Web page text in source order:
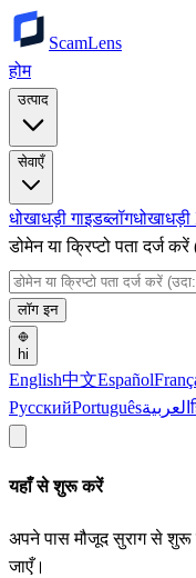
ScamLens
होम
उत्पाद
सेवाएँ
धोखाधड़ी गाइडब्लॉग
डोमेन या क्रिप्टो पता दर्ज
लॉग इन
hi
English中文Español
РусскийPortuguêsالعربية
यहाँ से शुरू करें
अपने पास मौजूद सुराग से शुरू
जाएँ।